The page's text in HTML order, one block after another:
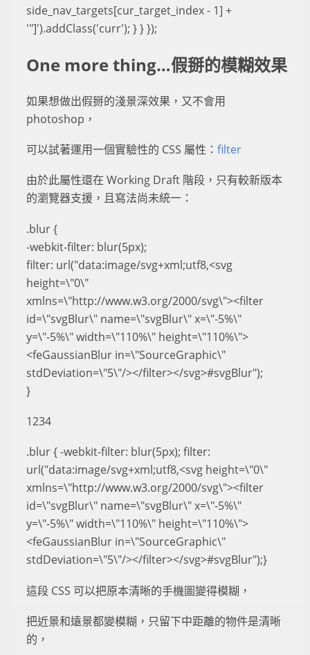
side_nav_targets[cur_target_index - 1] +
'"]').addClass('curr'); } } });
One more thing…假掰的模糊效果
如果想做出假掰的淺景深效果，又不會用
photoshop，
可以試著運用一個實驗性的 CSS 屬性： filter
由於此屬性還在 Working Draft 階段，只有較新版本
的瀏覽器支援，且寫法尚未統一：
.blur {
-webkit-filter: blur(5px);
filter: url("data:image/svg+xml;utf8,<svg
height=\"0\"
xmlns=\"http://www.w3.org/2000/svg\"><filter
id=\"svgBlur\" name=\"svgBlur\" x=\"-5%\"
y=\"-5%\" width=\"110%\" height=\"110%\">
<feGaussianBlur in=\"SourceGraphic\"
stdDeviation=\"5\"/></filter></svg>#svgBlur");
}
1234
.blur { -webkit-filter: blur(5px); filter:
url("data:image/svg+xml;utf8,<svg height=\"0\"
xmlns=\"http://www.w3.org/2000/svg\"><filter
id=\"svgBlur\" name=\"svgBlur\" x=\"-5%\"
y=\"-5%\" width=\"110%\" height=\"110%\">
<feGaussianBlur in=\"SourceGraphic\"
stdDeviation=\"5\"/></filter></svg>#svgBlur");}
這段 CSS 可以把原本清晰的手機圖變得模糊，
把近景和遠景都變模糊，只留下中距離的物件是清晰
的，